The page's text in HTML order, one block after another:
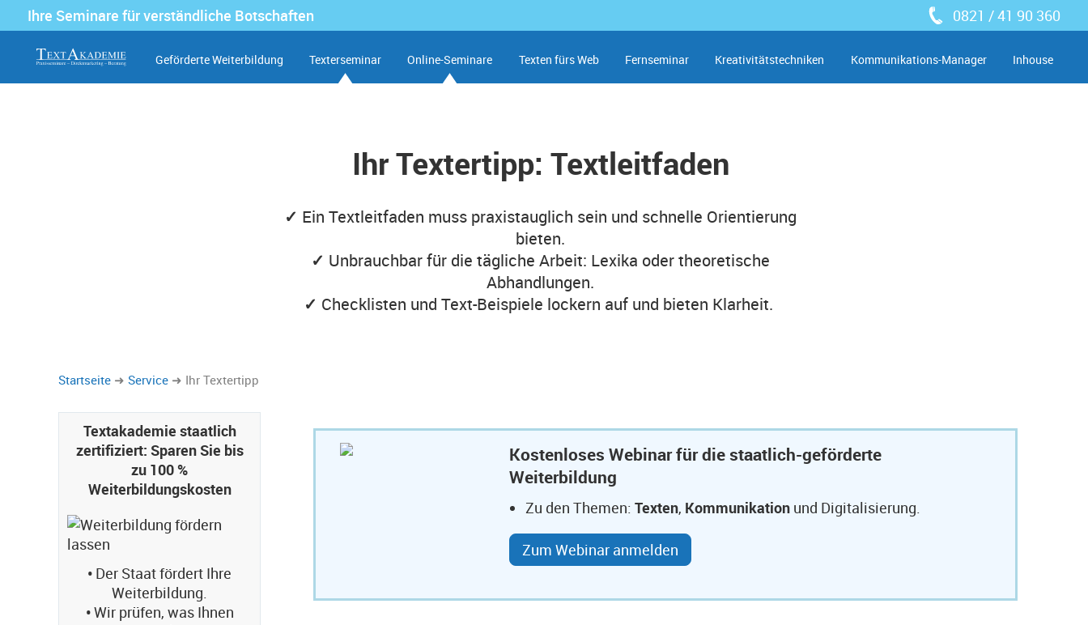
Ihre Seminare für verständliche Botschaften 0821 / 41 90 360
Geförderte Weiterbildung Texterseminar Online-Seminare Texten fürs Web Fernseminar Kreativitätstechniken Kommunikations-Manager Inhouse
Ihr Textertipp: Textleitfaden
✓ Ein Textleitfaden muss praxistauglich sein und schnelle Orientierung
bieten.
✓ Unbrauchbar für die tägliche Arbeit: Lexika oder theoretische
Abhandlungen.
✓ Checklisten und Text-Beispiele lockern auf und bieten Klarheit.
Startseite Service Ihr Textertipp
Textakademie staatlich
zertifiziert: Sparen Sie bis
zu 100 %
Weiterbildungskosten
• Der Staat fördert Ihre
Weiterbildung.
•Wir prüfen, was Ihnen
Kostenloses Webinar für die staatlich-geförderte
Weiterbildung
Zu den Themen: Texten, Kommunikation und Digitalisierung.
Zum Webinar anmelden